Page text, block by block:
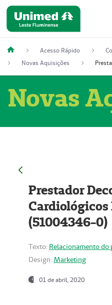
Acesso Rápido
Novas Aquisições
Novas
Prestador
Cardiológicos
(51004346-0)
Texto: Relacionamento do
Design: Marketing
01 de abril, 2020